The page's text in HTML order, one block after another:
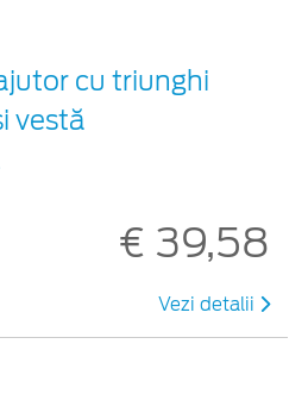
cu triunghi
vestă
€ 39,58
Vezi detalii